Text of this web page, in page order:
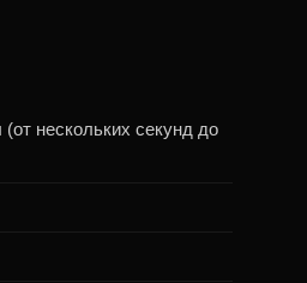
нескольких секунд до